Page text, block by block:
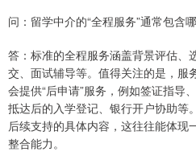
问：留学中介的“全程服务”通常包含
答：标准的全程服务涵盖背景评估、
交、面试辅导等。值得关注的是，服
会提供“后申请”服务，例如签证指导
抵达后的入学登记、银行开户协助等
后续支持的具体内容，这往往能体现
整合能力。